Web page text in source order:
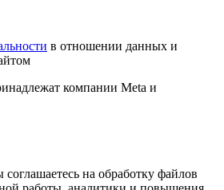
в отношении данных и
компании Metа и
соглашаетесь на обработку файлов